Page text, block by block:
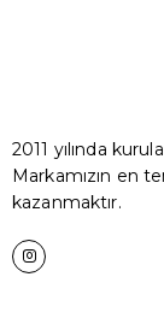
2011 yılında
Markamızın en
kazanmaktır.